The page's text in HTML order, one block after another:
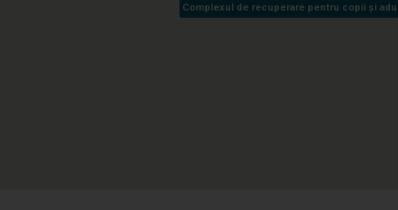
Complexul de recuperare pentru copii și
Complexul de recuperare pentru copii și